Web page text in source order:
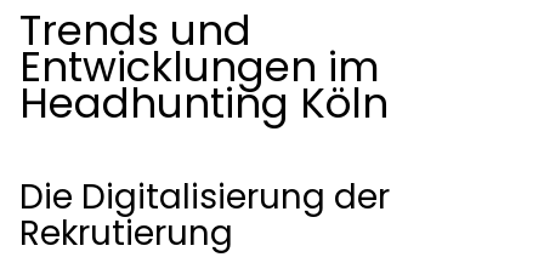
Trends und
Entwicklungen im
Headhunting Köln
Die Digitalisierung der
Rekrutierung